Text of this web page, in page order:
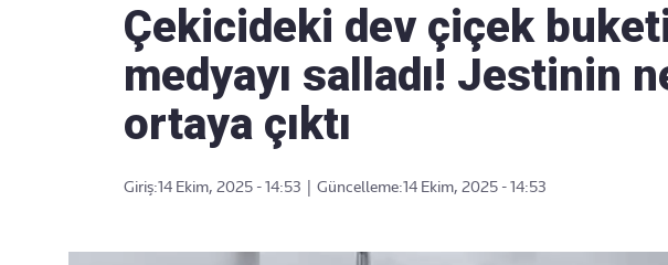
Çekicideki dev çiçek
medyayı salladı! Jestinin
ortaya çıktı
Giriş:14 Ekim, 2025 - 14:53 Güncelleme:14 Ekim, 2025 - 14:53